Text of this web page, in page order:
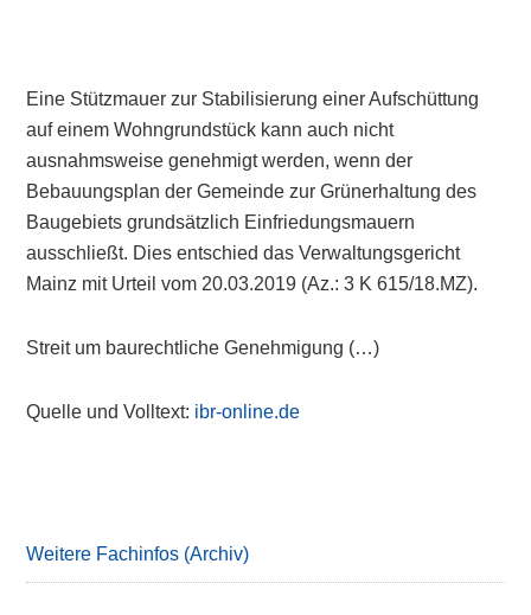
Eine Stützmauer zur Stabilisierung einer Aufschüttung
auf einem Wohngrundstück kann auch nicht
ausnahmsweise genehmigt werden, wenn der
Bebauungsplan der Gemeinde zur Grünerhaltung des
Baugebiets grundsätzlich Einfriedungsmauern
ausschließt. Dies entschied das Verwaltungsgericht
Mainz mit Urteil vom 20.03.2019 (Az.: 3 K 615/18.MZ).
Streit um baurechtliche Genehmigung (…)
Quelle und Volltext: ibr-online.de
Weitere Fachinfos (Archiv)